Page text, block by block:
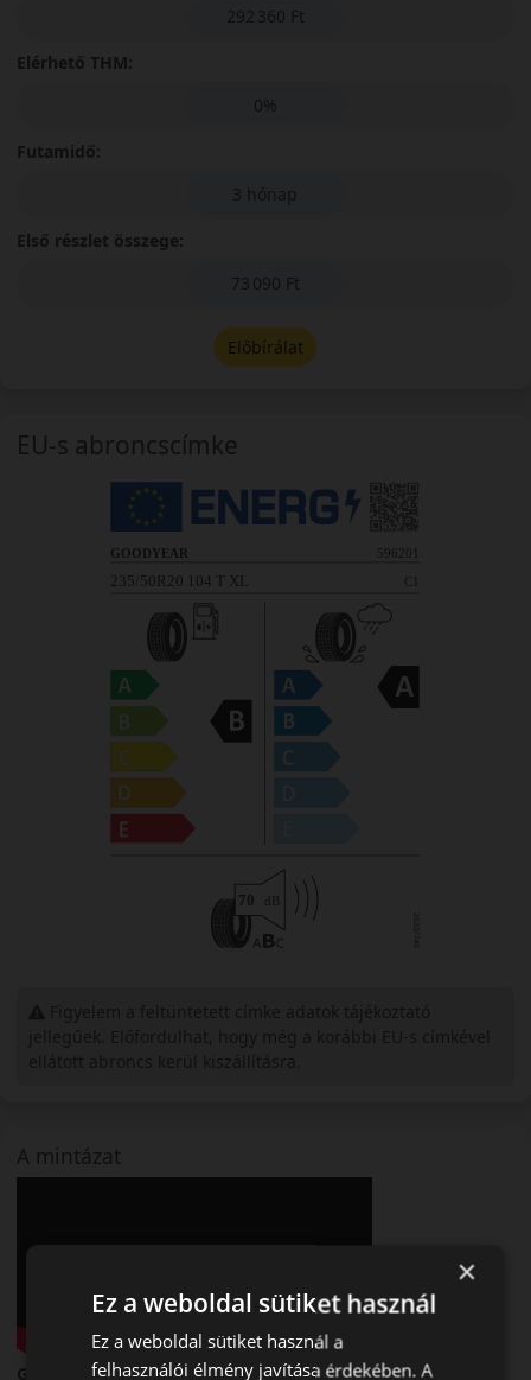
A mintázat
Goodyear Eagle F1 Asymmetric 6 – Új generációs prémium
292 360 Ft
Elérhető THM:
0%
Futamidő:
3 hónap
Első részlet összege:
73 090 Ft
Előbírálat
EU-s abroncscímke
×
Ez a weboldal sütiket használ
Ez a weboldal sütiket használ a
felhasználói élmény javítása érdekében. A